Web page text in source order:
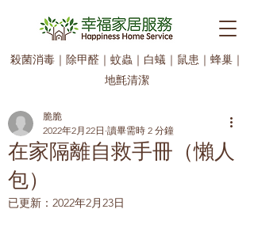
殺菌消毒｜ 除甲醛｜ 蚊蟲 ｜ 白蟻｜ 鼠患 ｜ 蜂巢｜
地氈清潔
在家隔離自救手冊（懶人
包）
脆脆
2022年2月22日 讀畢需時 2 分鐘
已更新： 2022年2月23日